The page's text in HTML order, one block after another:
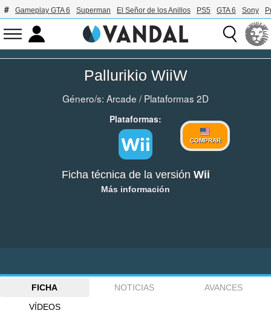
Gameplay GTA 6 Superman El Señor de los Anillos PS5 GTA 6 Sony
Pallurikio WiiW
Género/s: Arcade /Plataformas 2D
Plataformas:
COMPRAR
Ficha técnica de la versión Wii
Más información
FICHA NOTICIAS
AVANCES
VÍDEOS